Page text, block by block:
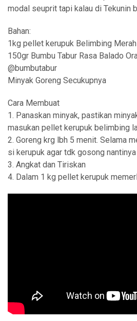
modal seuprit tapi kalau di Tekunin
Bahan:
1kg pellet kerupuk Belimbing
150gr Bumbu Tabur Rasa Balado
@bumbutabur
Minyak Goreng Secukupnya
Cara Membuat
1. Panaskan minyak, pastikan
masukan pellet kerupuk belimbing
2. Goreng krg lbh 5 menit. Selama
si kerupuk agar tdk gosong nantinya
3. Angkat dan Tiriskan
4. Dalam 1 kg pellet kerupuk